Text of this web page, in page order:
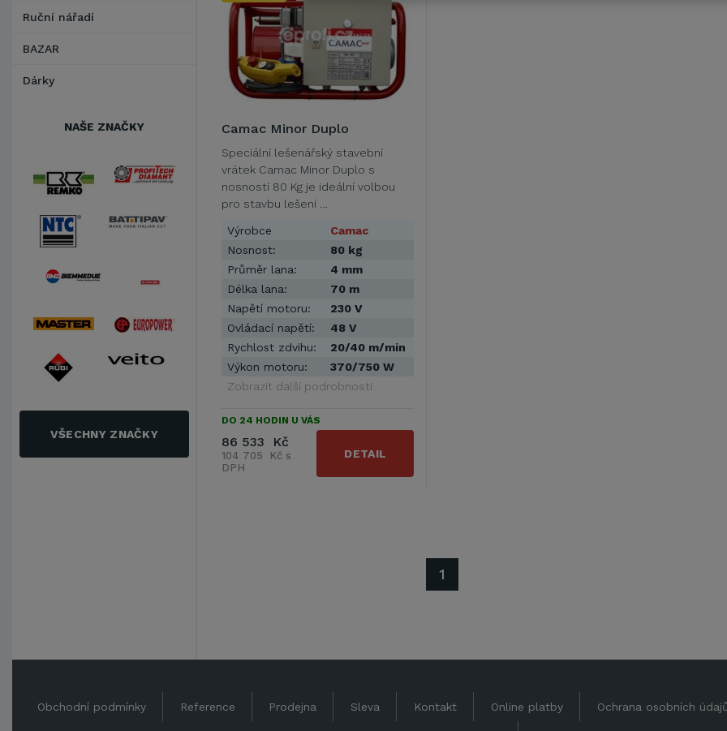
Ruční nářadí
BAZAR
Dárky
NAŠE ZNAČKY
VŠECHNY ZNAČKY
Camac Minor Duplo
Speciální lešenářský stavební
vrátek Camac Minor Duplo s
nosností 80 Kg je ideální volbou
pro stavbu lešení …
Výrobce
Camac
Nosnost:
80 kg
Průměr lana:
4 mm
Délka lana:
70 m
Napětí motoru:
230 V
Ovládací napětí:
48 V
Rychlost zdvihu:
20/40 m/min
Výkon motoru:
370/750 W
Zobrazit další podrobnosti
DO 24 HODIN U VÁS
86 533 Kč
104 705 Kč s
DPH
DETAIL
1
Obchodní podmínky Reference Prodejna Sleva Kontakt Online platby Ochrana osobních